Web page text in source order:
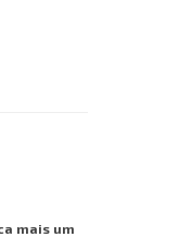
mais um